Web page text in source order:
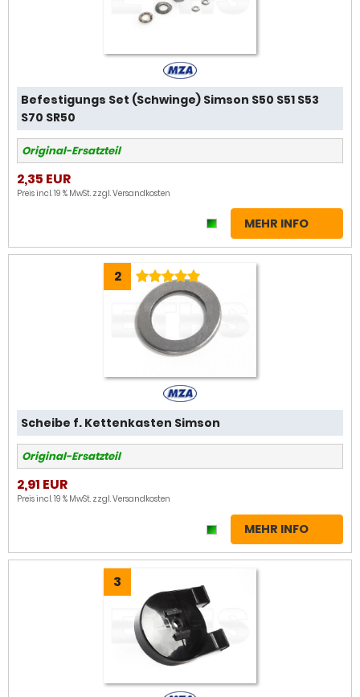
Befestigungs Set (Schwinge) Simson S50 S51 S53
S70 SR50
Original-Ersatzteil
2,35 EUR
Preis incl. 19 % MwSt. zzgl.Versandkosten
MEHR INFO
2
Scheibe f. Kettenkasten Simson
Original-Ersatzteil
2,91 EUR
Preis incl. 19 % MwSt. zzgl.Versandkosten
MEHR INFO
3